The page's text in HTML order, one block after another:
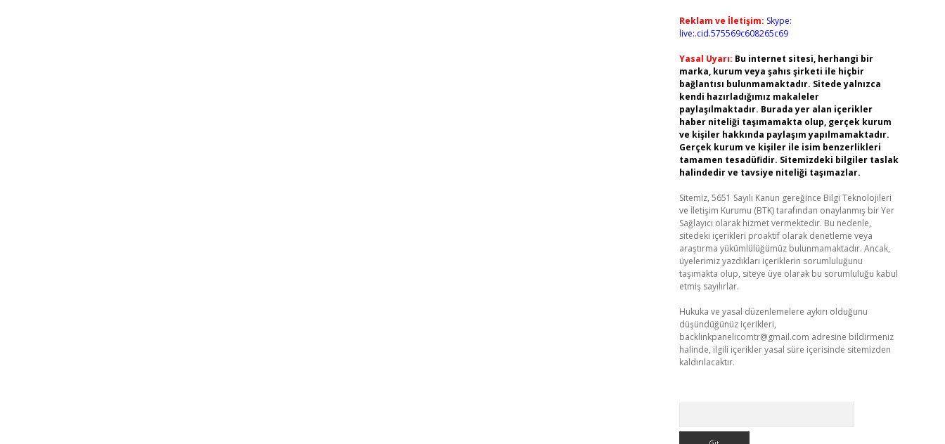
Reklam ve İletişim: Skype:
live:.cid.575569c608265c69
Yasal Uyarı: Bu internet sitesi, herhangi bir
marka, kurum veya şahıs şirketi ile hiçbir
bağlantısı bulunmamaktadır. Sitede yalnızca
kendi hazırladığımız makaleler
paylaşılmaktadır. Burada yer alan içerikler
haber niteliği taşımamakta olup, gerçek kurum
ve kişiler hakkında paylaşım yapılmamaktadır.
Gerçek kurum ve kişiler ile isim benzerlikleri
tamamen tesadüfidir. Sitemizdeki bilgiler taslak
halindedir ve tavsiye niteliği taşımazlar.
Sitemiz, 5651 Sayılı Kanun gereğince Bilgi Teknolojileri
ve İletişim Kurumu (BTK) tarafından onaylanmış bir Yer
Sağlayıcı olarak hizmet vermektedir. Bu nedenle,
sitedeki içerikleri proaktif olarak denetleme veya
araştırma yükümlülüğümüz bulunmamaktadır. Ancak,
üyelerimiz yazdıkları içeriklerin sorumluluğunu
taşımakta olup, siteye üye olarak bu sorumluluğu kabul
etmiş sayılırlar.
Hukuka ve yasal düzenlemelere aykırı olduğunu
düşündüğünüz içerikleri,
backlinkpanelicomtr@gmail.com adresine bildirmeniz
halinde, ilgili içerikler yasal süre içerisinde sitemizden
kaldırılacaktır.